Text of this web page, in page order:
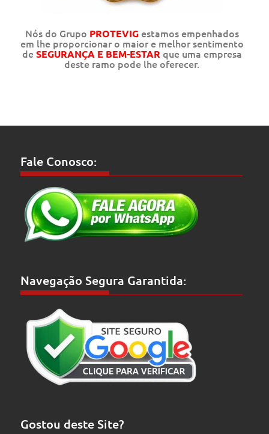
Nós do Grupo PROTEVIGestamos empenhados
em lhe proporcionar o maior e melhor sentimento
deSEGURANÇA E BEM-ESTAR que uma empresa
deste ramo pode lhe oferecer.
Fale Conosco:
Navegação Segura Garantida:
Gostou deste Site?